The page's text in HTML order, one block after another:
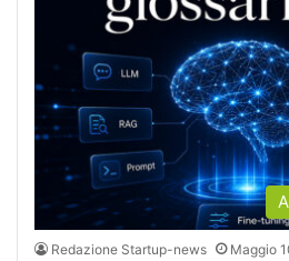
Redazione Startup-news Maggio